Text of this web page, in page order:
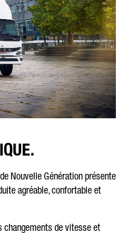
Nouvelle Génération présente
agréable, confortable et
changements de vitesse et